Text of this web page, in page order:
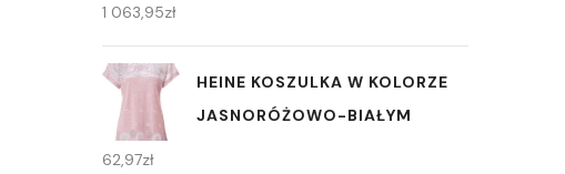
1 063,95zł
HEINE KOSZULKA W KOLORZE
JASNORÓŻOWO-BIAŁYM
62,97zł